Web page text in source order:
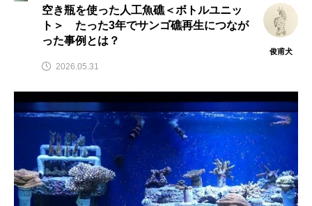
カブトエビ カブトクラゲ カミクラゲ
カレイ カワウソ
カワバタモロコ カワムツ ガラ・ルファ
キジハタ キチヌ キヌバリ
キビナゴ キュウリエソ キンメダイ
ギギ ギンザケ ギンザメ クエ
空き瓶を使った人工魚礁＜ボトルユニッ
ト＞ たった3年でサンゴ礁再生につなが
った事例とは？
俊甫犬
2026.05.31